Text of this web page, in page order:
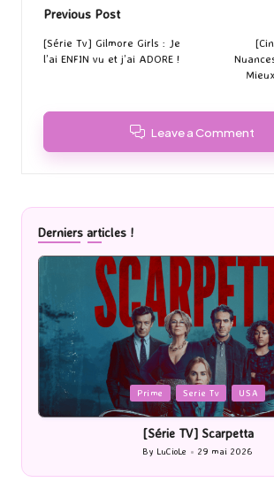
Post
navigation
Previous Post
[Série Tv] Gilmore Girls : Je
l’ai ENFIN vu et j’ai ADORE !
Leave a Comment
Derniers articles !
Posted
Cinéma
[Cinéma] Les Rayons et
Posted
by
ByLuCioLe 27 mai